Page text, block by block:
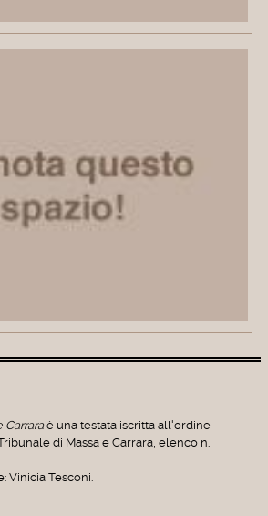
Carraraè una testata iscritta all'ordine
di Massa e Carrara, elenco n.
Vinicia Tesconi.